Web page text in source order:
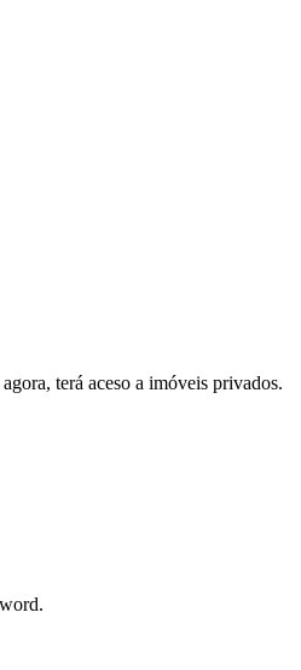
terá aceso a imóveis privados.